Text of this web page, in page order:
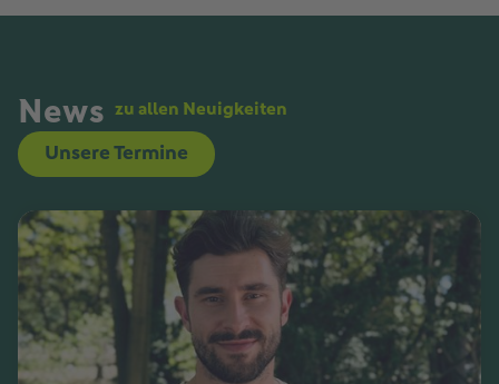
News zu allen Neuigkeiten
Unsere Termine